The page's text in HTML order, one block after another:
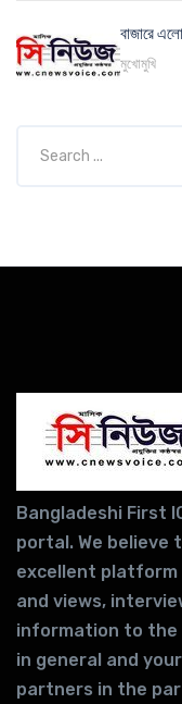
বাজারে
মুখোমুখি
Bangladeshi First
portal. We believe
excellent platform
and views,
information to the
in general and
partners in the